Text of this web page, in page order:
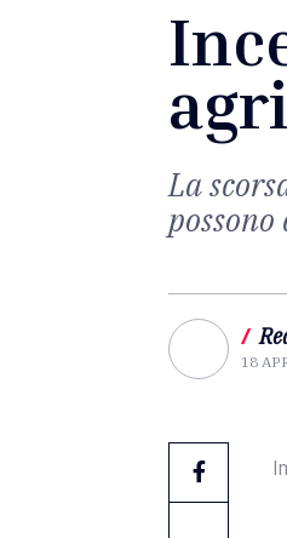
La
/
18